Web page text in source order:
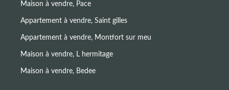
Maison à vendre, Pace
Appartement à vendre, Saint gilles
Appartement à vendre, Montfort sur meu
Maison à vendre, L hermitage
Maison à vendre, Bedee